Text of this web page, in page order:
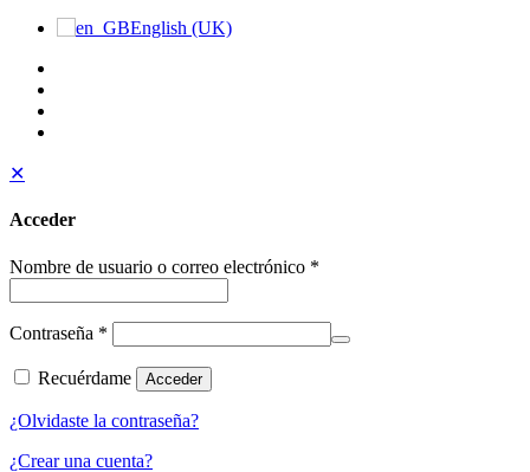
English (UK)
✕
Acceder
Nombre de usuario o correo electrónico *
Contraseña *
Recuérdame Acceder
¿Olvidaste la contraseña?
¿Crear una cuenta?